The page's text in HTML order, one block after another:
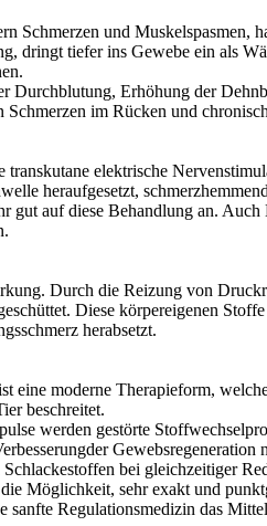
Schmerzen und
dringt tiefer ins Gewebe ein als
Durchblutung, Erhöhung der
im Rücken und
elektrische
heraufgesetzt,
gut auf diese Behandlung an.
Durch die Reizung von
Diese körpereigenen
herabsetzt.
moderne Therapieform,
beschreitet.
werden gestörte
Gewebsregeneration
bei gleichzeitiger
Möglichkeit, sehr exakt und
sanfte Regulationsmedizin das